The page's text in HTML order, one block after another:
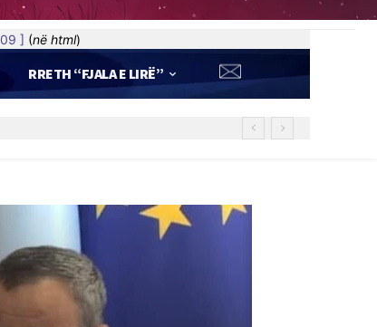
] (në html)
RRETH “FJALA E LIRË”